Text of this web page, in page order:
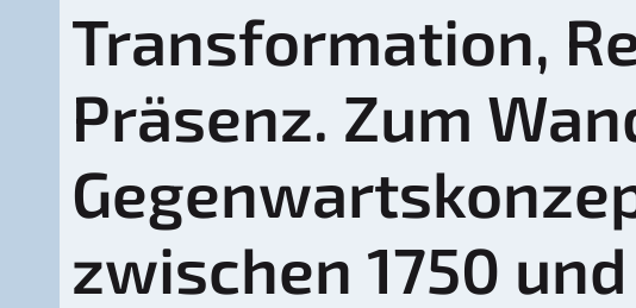
Transformation,
Präsenz. Zum
zwischen 1750